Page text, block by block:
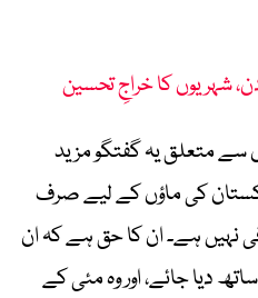
شہریوں کا خراجِ تحسین
سے متعلق یہ گفتگو مزید
کی ماؤں کے لیے صرف
نہیں ہے۔ ان کا حق ہے کہ ان
دیا جائے، اور وہ مئی کے